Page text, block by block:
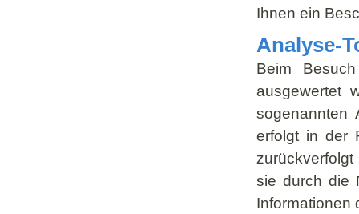
Ihnen ein
Analyse-
Beim
ausgewertet
sogenannten
erfolgt in der
sie durch die
Informationen